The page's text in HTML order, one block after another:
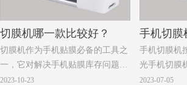
切膜机哪一款比较好？
切膜机作为手机贴膜必备的工具之
一，它对解决手机贴膜库存问题起
到了不可替代的作用，那么我们又
2023-10-23
手机切膜
手机切膜机
光手机切膜
机，而刀片
2023-07-05